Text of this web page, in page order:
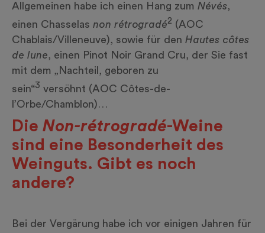
Allgemeinen habe ich einen Hang zum Névés,
einen Chasselas non rétrogradé2 (AOC
Chablais/Villeneuve), sowie für den Hautes côtes
de lune, einen Pinot Noir Grand Cru, der Sie fast
mit dem „Nachteil, geboren zu
sein“3 versöhnt (AOC Côtes-de-
l’Orbe/Chamblon)…
Die Non-rétrogradé-Weine
sind eine Besonderheit des
Weinguts. Gibt es noch
andere?
Bei der Vergärung habe ich vor einigen Jahren für